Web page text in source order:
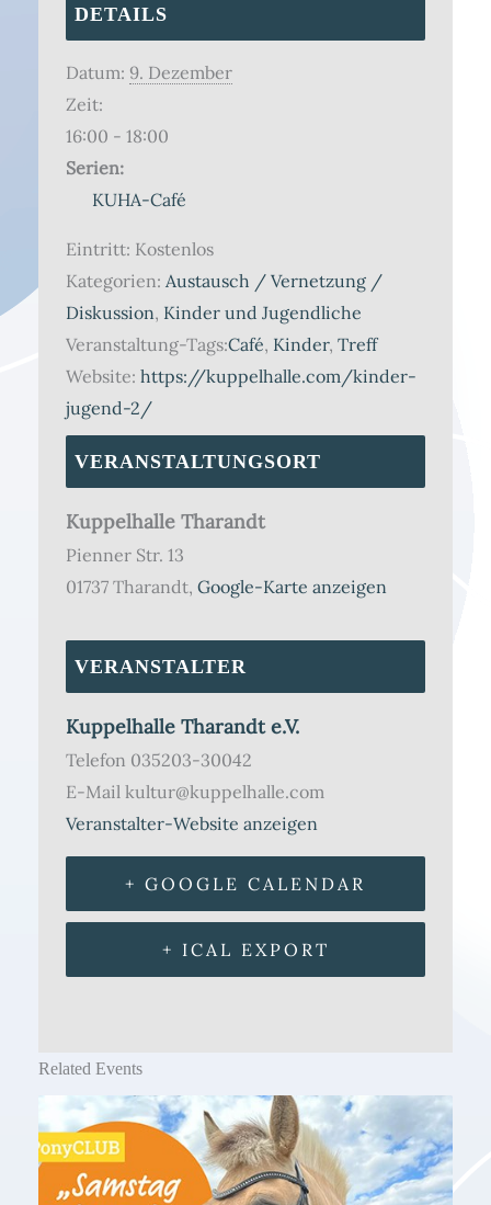
DETAILS
Datum: 9. Dezember
Zeit:
16:00 - 18:00
Serien:
KUHA-Café
Eintritt: Kostenlos
Kategorien: Austausch / Vernetzung /
Diskussion, Kinder und Jugendliche
Veranstaltung-Tags:Café, Kinder, Treff
Website: https://kuppelhalle.com/kinder-
jugend-2/
VERANSTALTUNGSORT
Kuppelhalle Tharandt
Pienner Str. 13
01737 Tharandt, Google-Karte anzeigen
VERANSTALTER
Kuppelhalle Tharandt e.V.
Telefon 035203-30042
E-Mail kultur@kuppelhalle.com
Veranstalter-Website anzeigen
+ GOOGLE CALENDAR
+ ICAL EXPORT
Related Events